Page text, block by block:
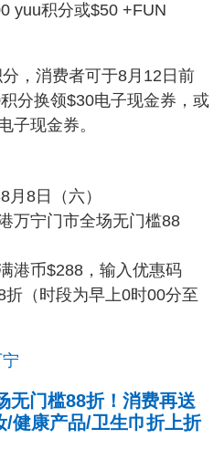
yuu积分或$50 +FUN
，消费者可于8月12日前
分换领$30电子现金券，或
子现金券。
8日（六）
万宁门市全场无门槛88
港币$288，输入优惠码
折（时段为早上0时00分至
无门槛88折！消费再送
健康产品/卫生巾折上折